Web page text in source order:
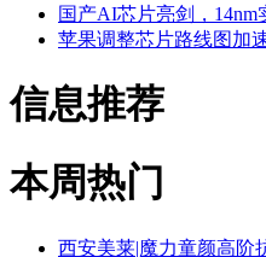
国产AI芯片亮剑，
苹果调整芯片路线图加
信息推荐
本周热门
西安美莱|魔力童颜高阶